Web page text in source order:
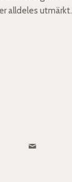
alldeles utmärkt.